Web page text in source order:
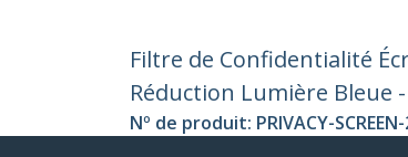
Filtre de Confidentialité
Réduction Lumière Bleue
Nº de produit: PRIVACY-